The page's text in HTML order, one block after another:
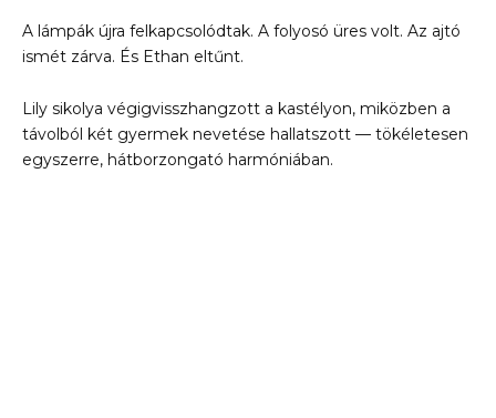
A lámpák újra felkapcsolódtak. A folyosó üres volt. Az ajtó
ismét zárva. És Ethan eltűnt.
Lily sikolya végigvisszhangzott a kastélyon, miközben a
távolból két gyermek nevetése hallatszott — tökéletesen
egyszerre, hátborzongató harmóniában.